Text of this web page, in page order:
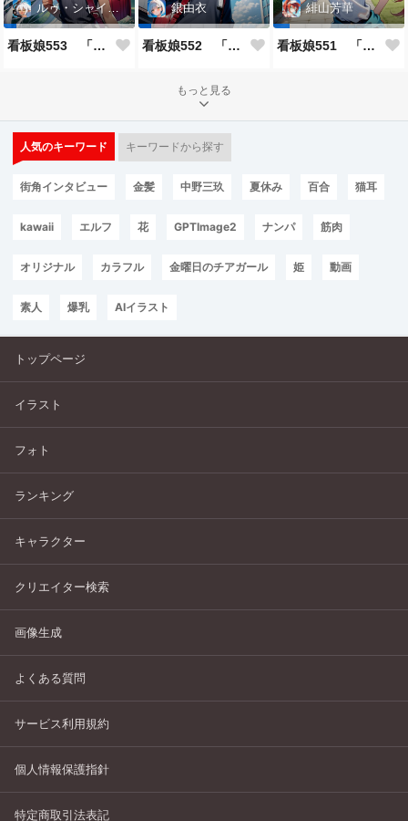
ルゥ・シャイニー
看板娘553 「ルゥ・シャイニーのよもやま話」
銀由衣
看板娘552 「銀由衣」
緋山芳華
看板娘551 「緋山芳華のよもやま話」
もっと見る
人気のキーワード キーワードから探す
街角インタビュー 金髪 中野三玖 夏休み 百合 猫耳
kawaii エルフ 花 GPTImage2 ナンパ 筋肉
オリジナル カラフル 金曜日のチアガール 姫 動画
素人 爆乳 AIイラスト
トップページ
イラスト
フォト
ランキング
キャラクター
クリエイター検索
画像生成
よくある質問
サービス利用規約
個人情報保護指針
特定商取引法表記